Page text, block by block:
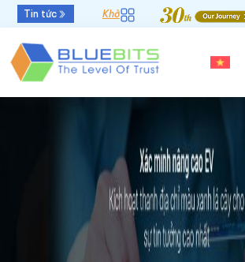
Tin tức Khởi đầu mới - Thời hạn chứng